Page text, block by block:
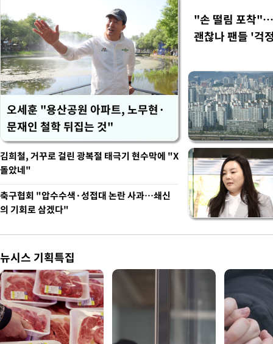
오세훈 "용산공원 아파트, 노무현·
문재인 철학 뒤집는 것"
"손 떨림 포착
괜찮나 팬들 '걱
김희철, 거꾸로 걸린 광복절 태극기 현수막에 "X
돌았네"
축구협회 "압수수색·성접대 논란 사과…쇄신
의 기회로 삼겠다"
뉴시스 기획특집